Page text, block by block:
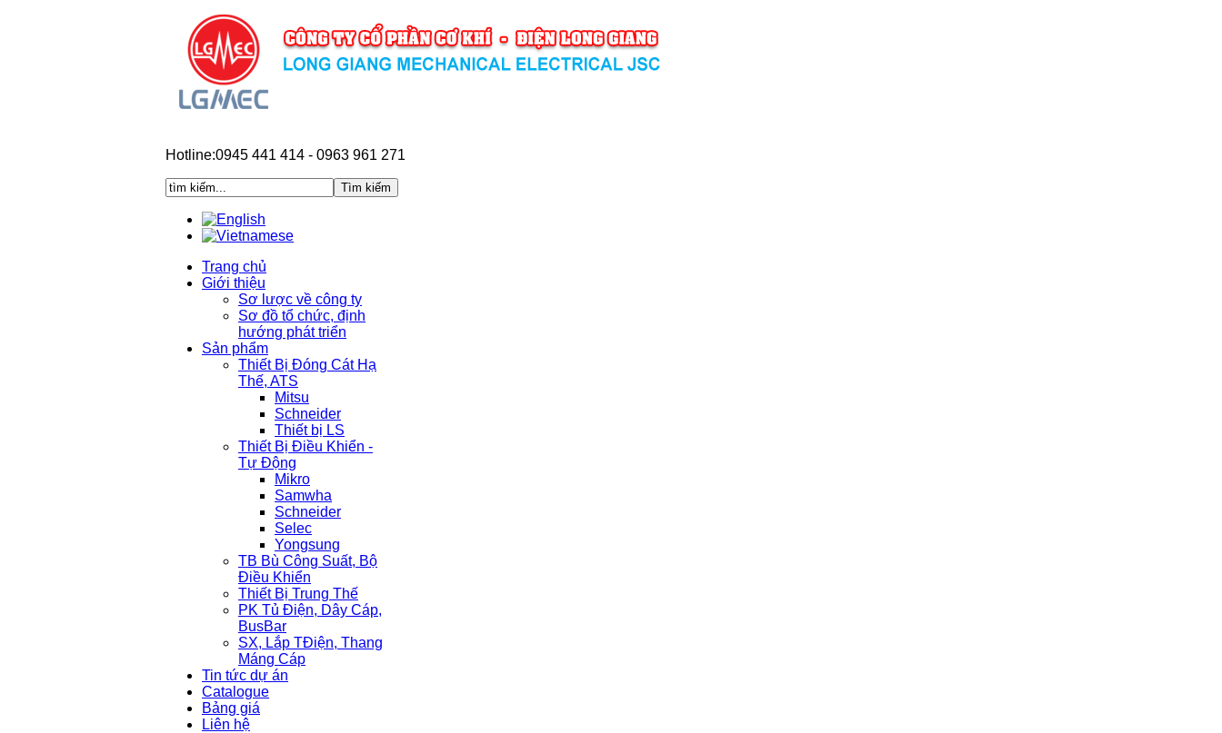
Hotline:0945 441 414 - 0963 961 271
Trang chủ
Giới thiệu
Sơ lược về công ty
Sơ đồ tổ chức, định
hướng phát triển
Sản phẩm
Thiết Bị Đóng Cát Hạ
Thế, ATS
Mitsu
Schneider
Thiết bị LS
Thiết Bị Điều Khiển -
Tự Động
Mikro
Samwha
Schneider
Selec
Yongsung
TB Bù Công Suất, Bộ
Điều Khiển
Thiết Bị Trung Thế
PK Tủ Điện, Dây Cáp,
BusBar
SX, Lắp TĐiện, Thang
Máng Cáp
Tin tức dự án
Catalogue
Bảng giá
Liên hệ